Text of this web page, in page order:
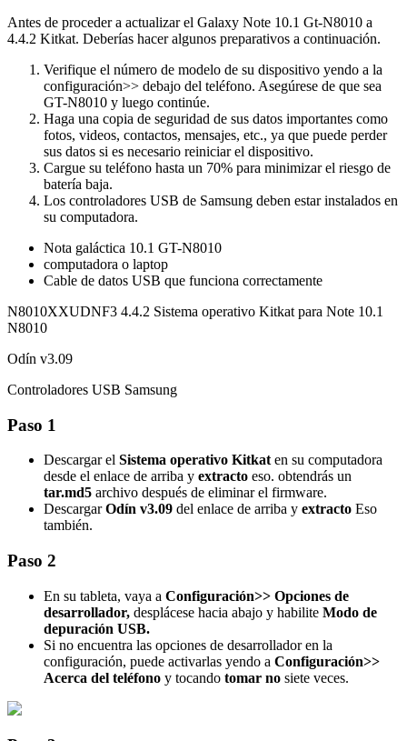
Antes de proceder a actualizar el Galaxy Note 10.1 Gt-N8010 a
4.4.2 Kitkat. Deberías hacer algunos preparativos a continuación.
Verifique el número de modelo de su dispositivo yendo a la
configuración>> debajo del teléfono. Asegúrese de que sea
GT-N8010 y luego continúe.
Haga una copia de seguridad de sus datos importantes como
fotos, videos, contactos, mensajes, etc., ya que puede perder
sus datos si es necesario reiniciar el dispositivo.
Cargue su teléfono hasta un 70% para minimizar el riesgo de
batería baja.
Los controladores USB de Samsung deben estar instalados en
su computadora.
Nota galáctica 10.1 GT-N8010
computadora o laptop
Cable de datos USB que funciona correctamente
N8010XXUDNF3 4.4.2 Sistema operativo Kitkat para Note 10.1
N8010
Odín v3.09
Controladores USB Samsung
Paso 1
Descargar el Sistema operativo Kitkat en su computadora
desde el enlace de arriba y extracto eso. obtendrás un
tar.md5 archivo después de eliminar el firmware.
DescargarOdín v3.09 del enlace de arriba y extracto Eso
también.
Paso 2
En su tableta, vaya a Configuración>> Opciones de
desarrollador, desplácese hacia abajo y habilite Modo de
depuración USB.
Si no encuentra las opciones de desarrollador en la
configuración, puede activarlas yendo a Configuración>>
Acerca del teléfono y tocando tomar no siete veces.